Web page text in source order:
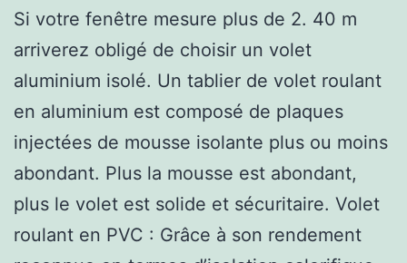
Si votre fenêtre mesure plus de 2. 40 m
arriverez obligé de choisir un volet
aluminium isolé. Un tablier de volet roulant
en aluminium est composé de plaques
injectées de mousse isolante plus ou moins
abondant. Plus la mousse est abondant,
plus le volet est solide et sécuritaire. Volet
roulant en PVC : Grâce à son rendement